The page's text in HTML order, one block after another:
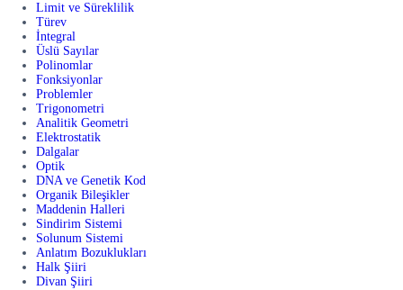
Limit ve Süreklilik
Türev
İntegral
Üslü Sayılar
Polinomlar
Fonksiyonlar
Problemler
Trigonometri
Analitik Geometri
Elektrostatik
Dalgalar
Optik
DNA ve Genetik Kod
Organik Bileşikler
Maddenin Halleri
Sindirim Sistemi
Solunum Sistemi
Anlatım Bozuklukları
Halk Şiiri
Divan Şiiri